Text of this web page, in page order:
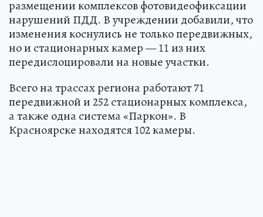
размещении комплексов фотовидеофиксации
нарушений ПДД. В учреждении добавили, что
изменения коснулись не только передвижных,
но и стационарных камер — 11 из них
передислоцировали на новые участки.
Всего на трассах региона работают 71
передвижной и 252 стационарных комплекса,
а также одна система «Паркон». В
Красноярске находятся 102 камеры.